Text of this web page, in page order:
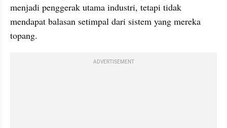
menjadi penggerak utama industri, tetapi tidak
mendapat balasan setimpal dari sistem yang mereka
topang.
ADVERTISEMENT